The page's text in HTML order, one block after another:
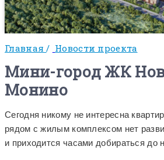
Главная/ Новости проекта
Мини-город ЖК
Монино
Сегодня никому не интересна
рядом с жилым комплексом нет
и приходится часами добираться до